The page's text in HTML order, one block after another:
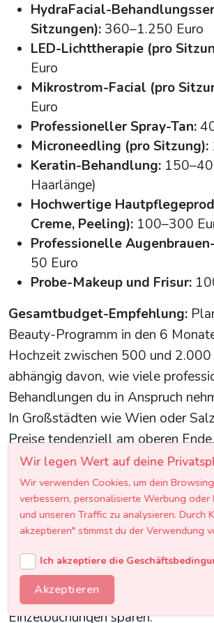
HydraFacial-
Sitzungen): 360–1.250 Euro
LED-Lichttherapie (pro
Euro
Mikrostrom-Facial (pro
Euro
Professioneller Spray-Tan:
Microneedling (pro Sitzung):
Keratin-Behandlung:
Haarlänge)
Hochwertige
Creme, Peeling): 100–300
Professionelle
50 Euro
Probe-Makeup und Frisur:
Gesamtbudget-Empfehlung:
Beauty-Programm in den 6
Hochzeit zwischen 500 und 2.000
abhängig davon, wie viele
Behandlungen du in Anspruch
In Großstädten wie Wien oder
Preise tendenziell am oberen
kleineren Städten und ländlichen
günstigere Angebote findest.
Spartipp:Viele österreichische
bieten spezielle Braut-Pakete an,
Behandlungen zu einem
bündeln. Frage gezielt nach
kannst damit bis zu 20-30 %
Einzelbuchungen sparen.
Wir legen Wert auf deine
Wir verwenden Cookies, um dein
verbessern, personalisierte Werbung
und unseren Traffic zu analysieren. Durch
akzeptieren" stimmst du der Verwendung
Ich akzeptiere die
Akzeptieren